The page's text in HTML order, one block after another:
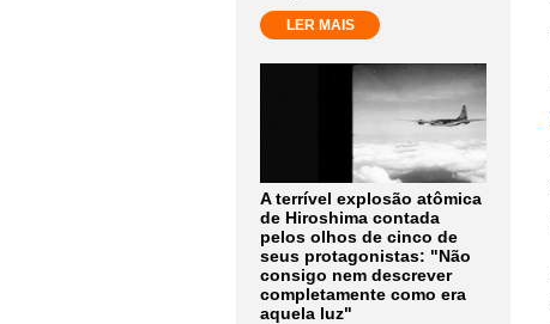
LER MAIS
A terrível explosão atômica
de Hiroshima contada
pelos olhos de cinco de
seus protagonistas: "Não
consigo nem descrever
completamente como era
aquela luz"